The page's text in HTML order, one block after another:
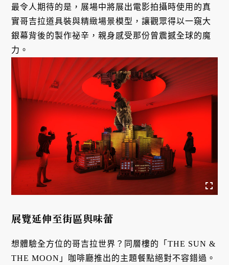
最令人期待的是，展場中將展出電影拍攝時使用的真
實哥吉拉道具裝與精緻場景模型，讓觀眾得以一窺大
銀幕背後的製作祕辛，親身感受那份曾震撼全球的魔
力。
展覽延伸至街區與味蕾
想體驗全方位的哥吉拉世界？同層樓的「THE SUN &
THE MOON」咖啡廳推出的主題餐點絕對不容錯過。